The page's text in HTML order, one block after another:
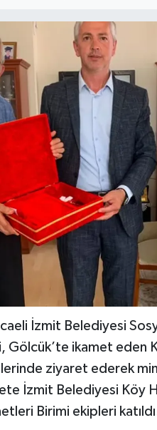
İzmit Belediyesi
ikamet eden
ziyaret ederek
İzmit Belediyesi Köy
Birimi ekipleri